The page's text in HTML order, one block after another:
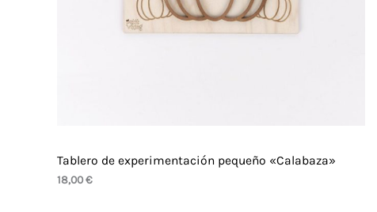
Tablero de experimentación pequeño «Calabaza»
18,00€